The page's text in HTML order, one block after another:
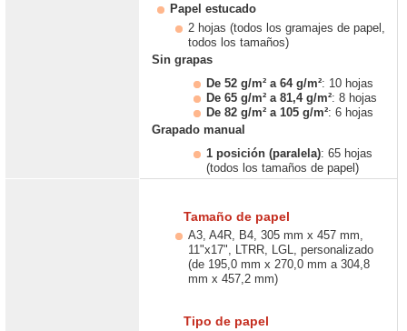
Papel estucado
2 hojas (todos los gramajes de papel,
todos los tamaños)
Sin grapas
De 52 g/m² a 64 g/m²: 10 hojas
De 65 g/m² a 81,4 g/m²: 8 hojas
De 82 g/m² a 105 g/m²: 6 hojas
Grapado manual
1 posición (paralela): 65 hojas
(todos los tamaños de papel)
Tamaño de papel
A3, A4R, B4, 305 mm x 457 mm,
11"x17", LTRR, LGL, personalizado
(de 195,0 mm x 270,0 mm a 304,8
mm x 457,2 mm)
Tipo de papel